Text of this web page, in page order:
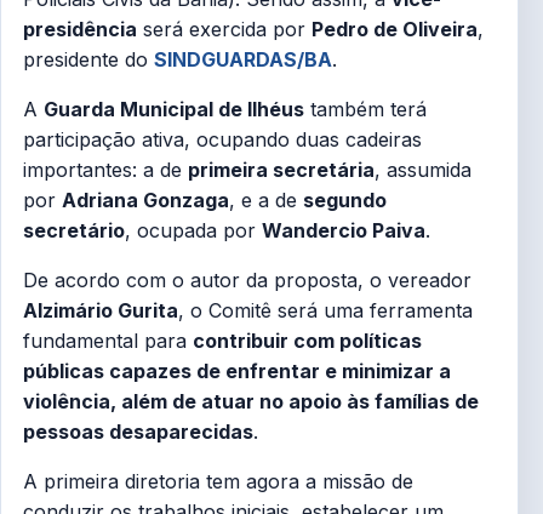
presidência será exercida por Pedro de Oliveira,
presidente doSINDGUARDAS/BA.
A Guarda Municipal de Ilhéus também terá
participação ativa, ocupando duas cadeiras
importantes: a de primeira secretária, assumida
por Adriana Gonzaga, e a de segundo
secretário, ocupada porWandercio Paiva.
De acordo com o autor da proposta, o vereador
Alzimário Gurita, o Comitê será uma ferramenta
fundamental para contribuir com políticas
públicas capazes de enfrentar e minimizar a
violência, além de atuar no apoio às famílias de
pessoas desaparecidas.
A primeira diretoria tem agora a missão de